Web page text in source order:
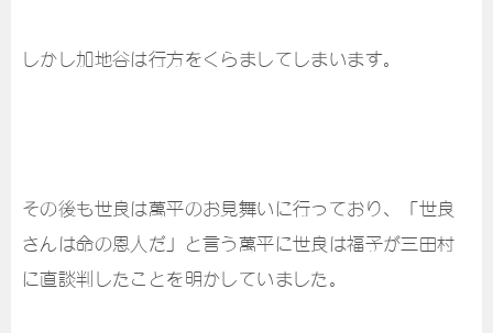
しかし加地谷は行方をくらましてしまいます。
その後も世良は萬平のお見舞いに行っており、「世良
さんは命の恩人だ」と言う萬平に世良は福子が三田村
に直談判したことを明かしていました。